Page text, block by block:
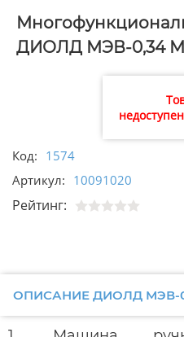
ДИОЛД МЭВ-0,34
Код: 1574
Артикул: 10091020
Рейтинг:
ОПИСАНИЕ ДИОЛД МЭВ-